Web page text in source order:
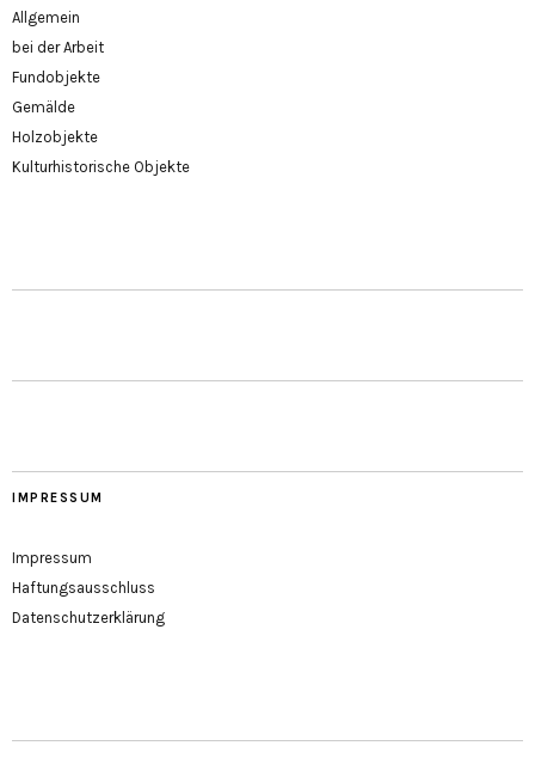
Allgemein
bei der Arbeit
Fundobjekte
Gemälde
Holzobjekte
Kulturhistorische Objekte
IMPRESSUM
Impressum
Haftungsausschluss
Datenschutzerklärung